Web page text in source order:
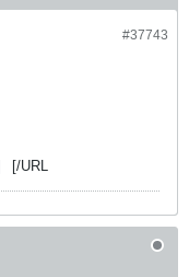
#37743
[/URL